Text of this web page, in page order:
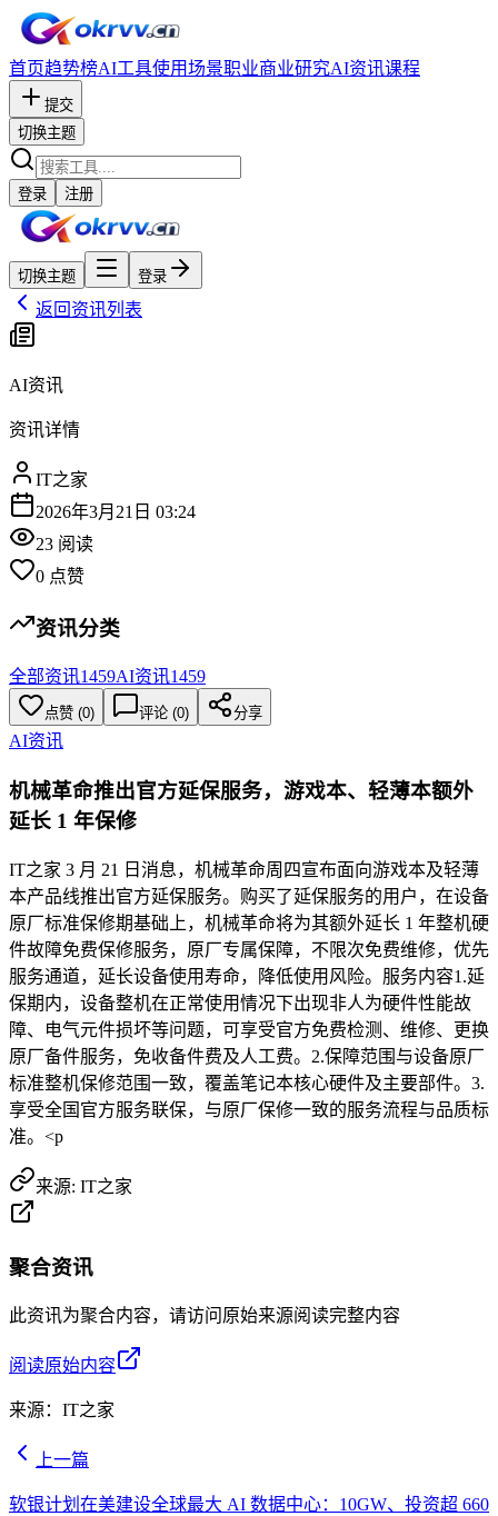
首页趋势榜AI工具使用场景职业商业研究AI资讯课程
提交
切换主题
登录 注册
切换主题 登录
返回资讯列表
AI资讯
资讯详情
IT之家
2026年3月21日 03:24
23 阅读
0 点赞
资讯分类
全部资讯1459AI资讯1459
点赞 (0) 评论 (0) 分享
AI资讯
机械革命推出官方延保服务，游戏本、轻薄本额外
延长 1 年保修
IT之家 3 月 21 日消息，机械革命周四宣布面向游戏本及轻薄
本产品线推出官方延保服务。购买了延保服务的用户，在设备
原厂标准保修期基础上，机械革命将为其额外延长 1 年整机硬
件故障免费保修服务，原厂专属保障，不限次免费维修，优先
服务通道，延长设备使用寿命，降低使用风险。服务内容1.延
保期内，设备整机在正常使用情况下出现非人为硬件性能故
障、电气元件损坏等问题，可享受官方免费检测、维修、更换
原厂备件服务，免收备件费及人工费。2.保障范围与设备原厂
标准整机保修范围一致，覆盖笔记本核心硬件及主要部件。3.
享受全国官方服务联保，与原厂保修一致的服务流程与品质标
准。<p
来源: IT之家
聚合资讯
此资讯为聚合内容，请访问原始来源阅读完整内容
阅读原始内容
来源： IT之家
上一篇
软银计划在美建设全球最大 AI 数据中心：10GW、投资超 660